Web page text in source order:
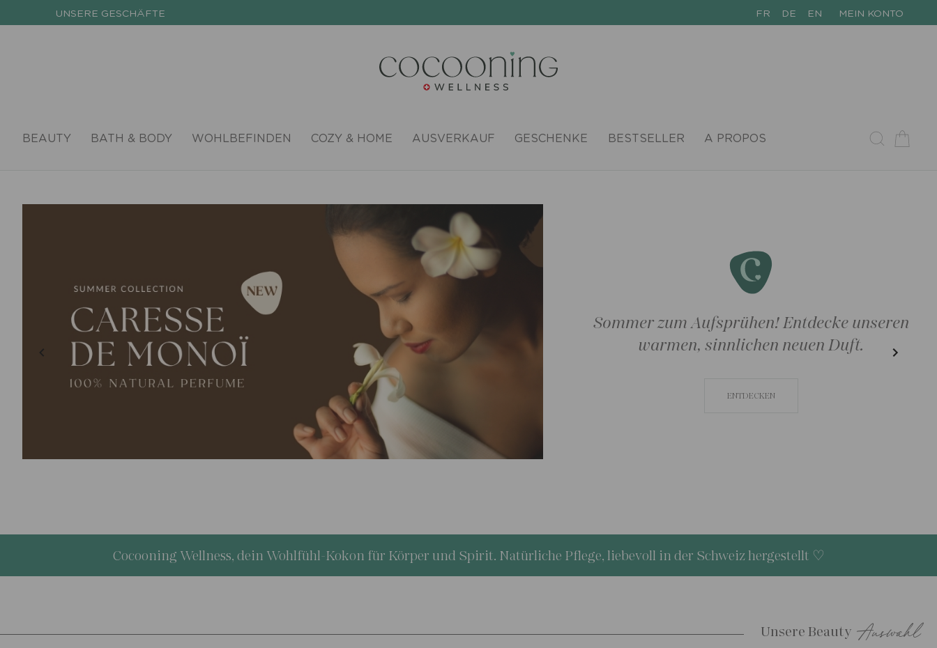
UNSERE GESCHÄFTE FR DE EN MEIN KONTO
BEAUTY BATH & BODY WOHLBEFINDEN COZY & HOME AUSVERKAUF GESCHENKE BESTSELLER A PROPOS
Kleine Größen für unterwegs
Perfekt für den Koffer für eine zarte
Cocooning Wellness, dein Wohlfühl-Kokon für Körper und Spirit. Natürliche Pflege, liebevoll in der Schweiz hergestellt ♡
Unsere Beauty Auswahl